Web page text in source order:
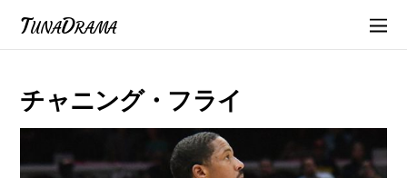
TunaDrama
チャニング・フライ